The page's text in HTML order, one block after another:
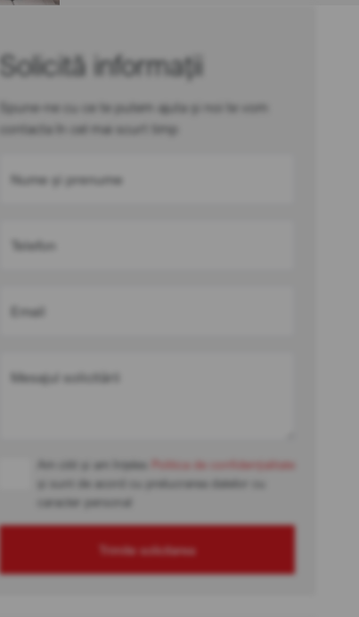
Solicită informații
Spune-ne cu ce te putem ajuta și noi te vom
contacta în cel mai scurt timp
Nume și prenume
Telefon
Email
Mesajul solicitării
Am citit și am înțeles
Politica de confidențialitate
și sunt de acord cu prelucrarea datelor cu
caracter personal
Trimite solicitarea